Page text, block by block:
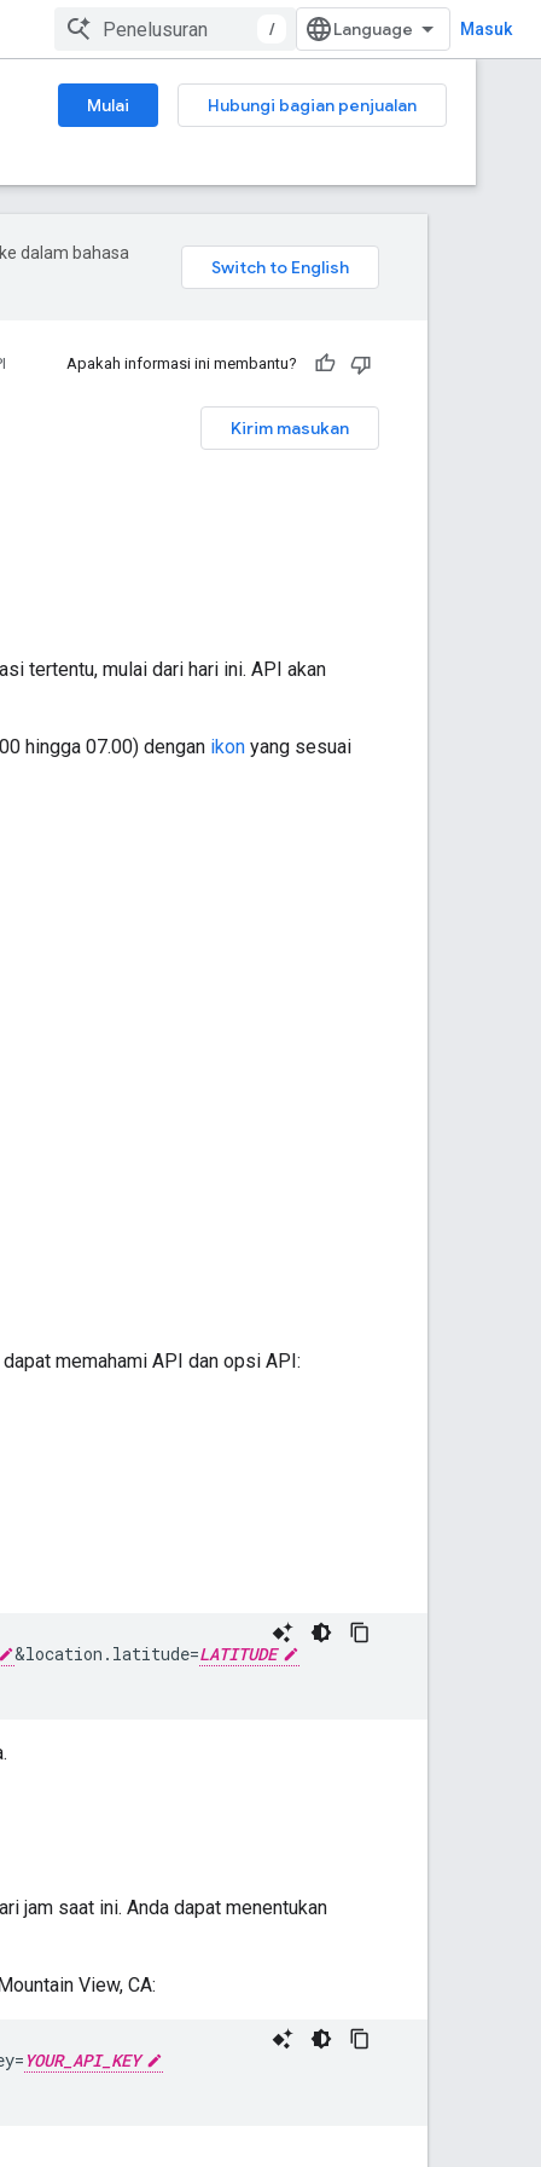
/ Masuk
Mulai
Hubungi bagian penjualan
dalam bahasa
Apakah informasi ini membantu?
Kirim masukan
tertentu, mulai dari hari ini. API akan
hingga 07.00) dengan ikon yang sesuai
memahami API dan opsi API:
&location.latitude=LATITUDE
jam saat ini. Anda dapat menentukan
View, CA:
YOUR_API_KEY